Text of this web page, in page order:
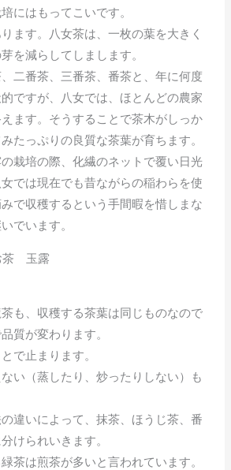
にはもってこいです。
ます。八女茶は、一枚の葉を大きく
を減らしてしまします。
二番茶、三番茶、番茶と、年に何度
ですが、八女では、ほとんどの農家
ます。そうすることで茶木がしっか
たっぷりの良質な茶葉が育ちます。
栽培の際、化繊のネットで覆い日光
では現在でも昔ながらの稲わらを使
で収穫するという手間暇を惜しまな
でいます。
も、収穫する茶葉は同じものなので
質が変わります。
で止まります。
い（蒸したり、炒ったりしない）も
違いによって、抹茶、ほうじ茶、番
けられいきます。
茶は煎茶が多いと言われています。